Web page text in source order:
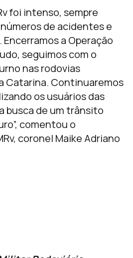
foi intenso, sempre
de acidentes e
a Operação
seguimos com o
nas rodovias
Catarina. Continuaremos
os usuários das
busca de um trânsito
comentou o
coronel Maike Adriano